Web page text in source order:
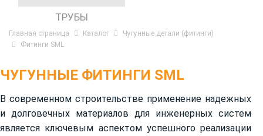
ТРУБЫ
Главная страница Каталог
Чугунные детали (фитинги)
Фитинги SML
ЧУГУННЫЕ ФИТИНГИ SML
В современном строительстве применение надежных
и долговечных материалов для инженерных систем
является ключевым аспектом успешного реализации